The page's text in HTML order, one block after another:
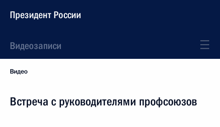
Президент России
Видеозаписи
Видео
Встреча с руководителями профсоюзов